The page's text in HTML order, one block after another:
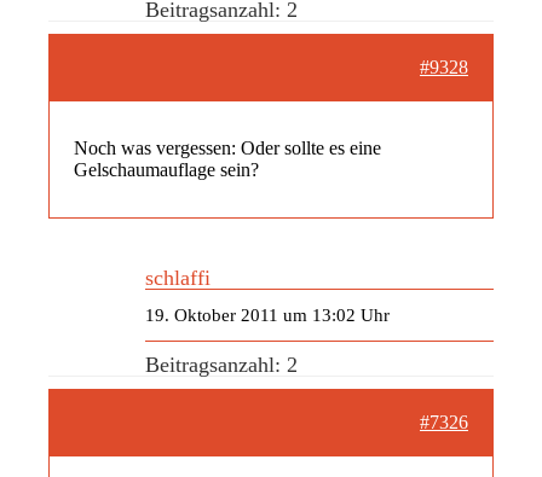
Beitragsanzahl: 2
#9328
Noch was vergessen: Oder sollte es eine
Gelschaumauflage sein?
schlaffi
19. Oktober 2011 um 13:02 Uhr
Beitragsanzahl: 2
#7326